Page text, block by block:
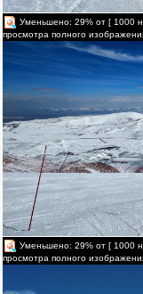
Уменьшено: 29% от [ 1000
просмотра полного
Уменьшено: 29% от [ 1000
просмотра полного